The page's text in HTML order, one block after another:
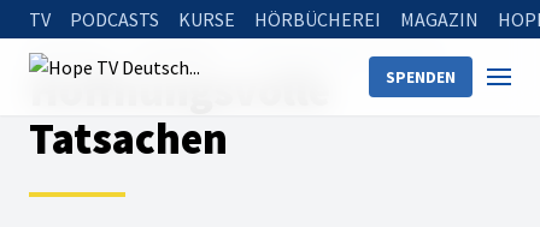
TV PODCASTS KURSE HÖRBÜCHEREI MAGAZIN
SPENDEN
Startseite Hoffnungsvolle Tatsachen
Hoffnungsvolle
Tatsachen